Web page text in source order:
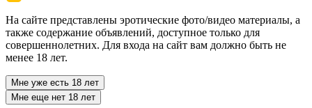
На сайте представлены эротические фото/видео материалы, а
также содержание объявлений, доступное только для
совершеннолетних. Для входа на сайт вам должно быть не
менее 18 лет.
Мне уже есть 18 лет
Мне еще нет 18 лет